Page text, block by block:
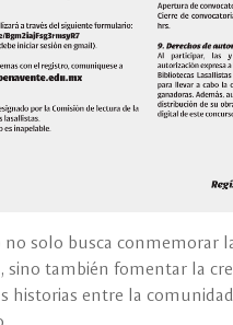
no solo busca conmemorar
sino también fomentar la
historias entre la